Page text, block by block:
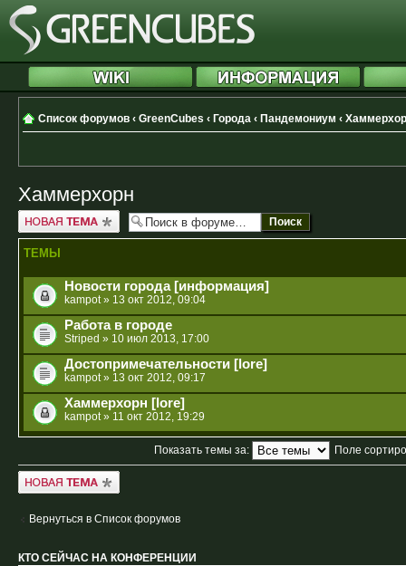
Список форумов ‹ GreenCubes ‹ Города ‹ Пандемониум ‹
Хаммерхорн
Новая тема
ТЕМЫ
Новости города [информация]
kampot» 13 окт 2012, 09:04
Работа в городе
Striped » 10 июл 2013, 17:00
Достопримечательности [lore]
kampot» 13 окт 2012, 09:17
Хаммерхорн [lore]
kampot» 11 окт 2012, 19:29
Показать темы за: Поле
Новая тема
Вернуться в Список форумов
КТО СЕЙЧАС НА КОНФЕРЕНЦИИ